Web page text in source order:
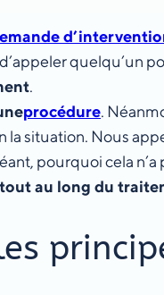
quelqu’un
.
procédure.
la situation. Nous
pourquoi cela n’a
au long du